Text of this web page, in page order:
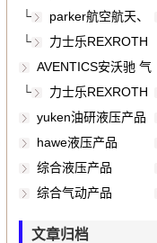
└
parker航空航天、
轨道交通、风电能产品
└
力士乐REXROTH
液压AVENTICS安沃驰 气
动└
力士乐REXROTH
工业自动化
yuken油研液压产品
hawe液压产品
综合液压产品
综合气动产品
文章归档